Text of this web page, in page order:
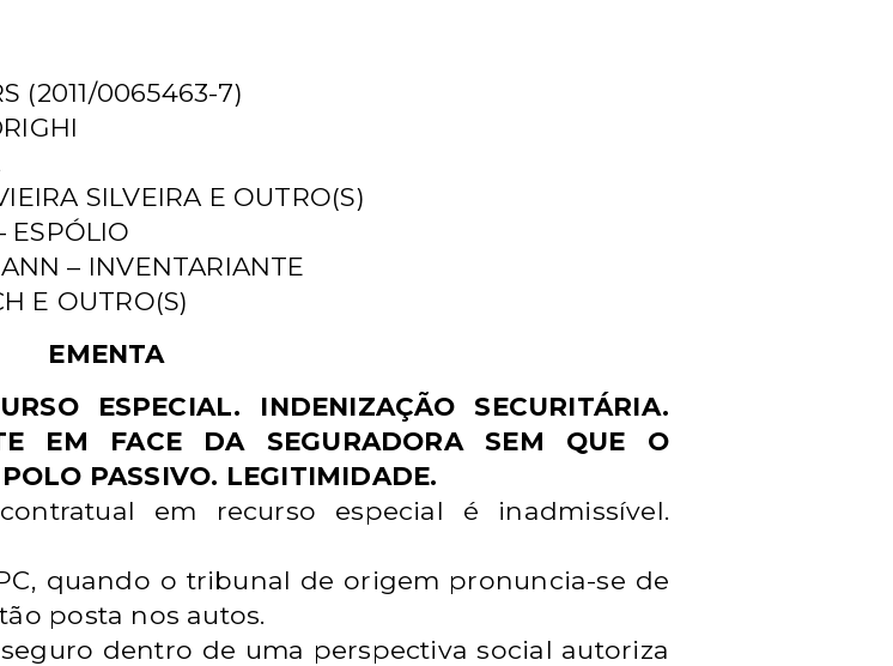
(2011/0065463-7)
SILVEIRA E OUTRO(S)
ESPÓLIO
– INVENTARIANTE
E OUTRO(S)
EMENTA
ESPECIAL. INDENIZAÇÃO SECURITÁRIA.
EM FACE DA SEGURADORA SEM QUE O
PASSIVO. LEGITIMIDADE.
em recurso especial é inadmissível.
quando o tribunal de origem pronuncia-se de
posta nos autos.
dentro de uma perspectiva social autoriza